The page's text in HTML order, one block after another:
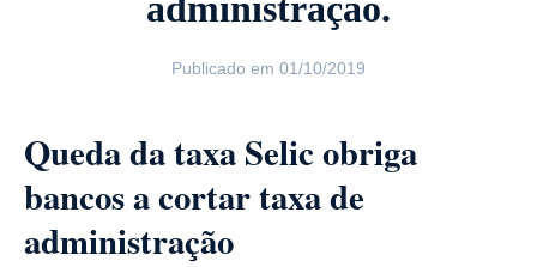
Publicado em 01/10/2019
Queda da taxa Selic obriga
bancos a cortar taxa de
administração